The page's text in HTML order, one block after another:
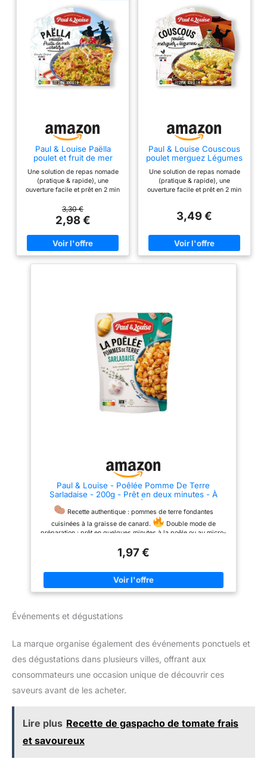
Paul & Louise Paëlla
poulet et fruit de mer
100% Poisson issue de la
pêche durable MSC
Une solution de repas nomade
(pratique & rapide), une
ouverture facile et prêt en 2 min
saine et équilibré, cuisinés
dans nos ateliers à Saint
Sébastien sur Loire 1 plat pour
une personne Durable
3,30 €
2,98 €
Paul & Louise Couscous
poulet merguez Légumes
100% viande origine
France
Une solution de repas nomade
(pratique & rapide), une
ouverture facile et prêt en 2 min
dans nos ateliers à Saint
viande française 1 plat pour une
personne
3,49 €
Paul & Louise - Poêlée Pomme De Terre
Sarladaise - 200g - Prêt en deux minutes - À
poêler ou au micro onde - À la graisse de canard -
Fabriqué en France - Sachet 100% recycable
Recette authentique : pommes de terre fondantes
cuisinées à la graisse de canard.
Double mode de
préparation : prêt en quelques minutes à la poêle ou au micro-
grillées, volailles ou une salade verte
recyclable ! Une innovation 2025 ! Paul & Louise : des recettes
simples, sincères et 100% plaisir
1,97 €
Événements et dégustations
La marque organise également des événements ponctuels et
des dégustations dans plusieurs villes, offrant aux
consommateurs une occasion unique de découvrir ces
saveurs avant de les acheter.
Lire plus Recette de gaspacho de tomate frais
et savoureux